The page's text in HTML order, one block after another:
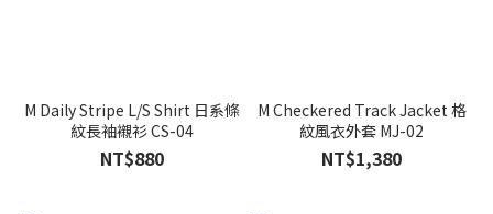
M Daily Stripe L/S Shirt 日系條
紋長袖襯衫 CS-04
NT$880
M Checkered Track Jacket 格
紋風衣外套 MJ-02
NT$1,380